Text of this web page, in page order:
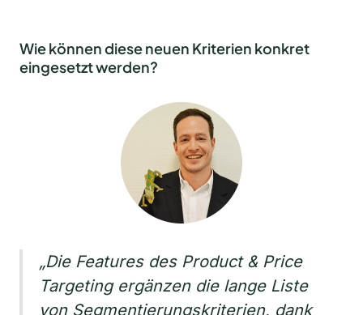
Wie können diese neuen Kriterien konkret
eingesetzt werden?
„Die Features des Product & Price
Targeting ergänzen die lange Liste
von Segmentierungskriterien, dank